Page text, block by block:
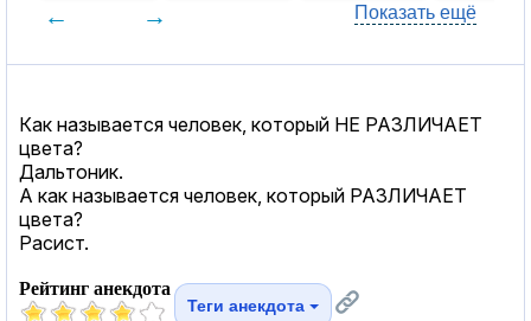
← → Показать ещё
Как называется человек, который НЕ РАЗЛИЧАЕТ
цвета?
Дальтоник.
А как называется человек, который РАЗЛИЧАЕТ
цвета?
Расист.
Рейтинг анекдота
Теги анекдота